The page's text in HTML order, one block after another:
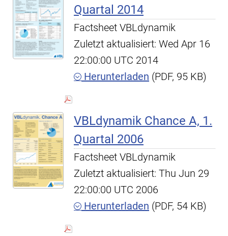
Quartal 2014
Factsheet VBLdynamik
Zuletzt aktualisiert: Wed Apr 16
22:00:00 UTC 2014
Herunterladen (PDF, 95 KB)
VBLdynamik Chance A, 1.
Quartal 2006
Factsheet VBLdynamik
Zuletzt aktualisiert: Thu Jun 29
22:00:00 UTC 2006
Herunterladen (PDF, 54 KB)